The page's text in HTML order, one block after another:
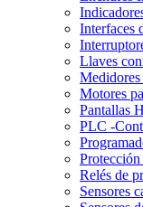
Interfaces
Llaves
Motores
Pantallas
PLC -
Relés de
Sensores